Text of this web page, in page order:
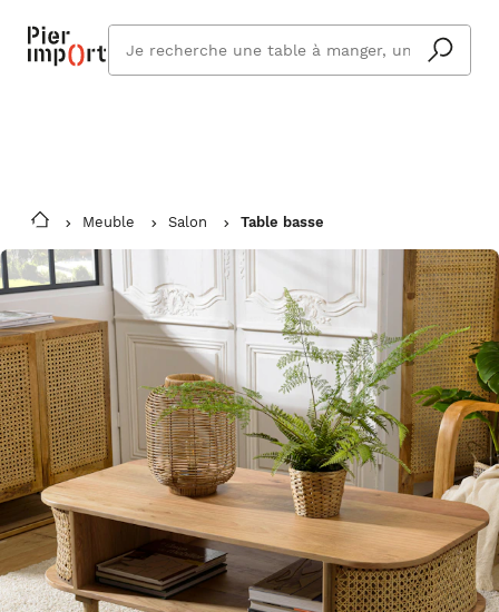
Vous êtes absent ? Pier Import s'adapte
et vous livre à votre retour.
En savoir plus
cherchez
vous ?
Meuble Salon Table basse